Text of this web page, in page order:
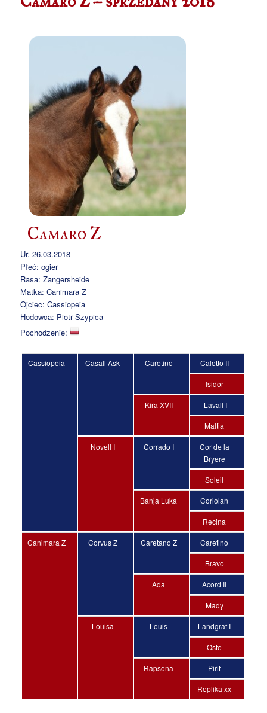
Camaro Z
Ur. 26.03.2018
Płeć: ogier
Rasa: Zangersheide
Matka: Canimara Z
Ojciec: Cassiopeia
Hodowca: Piotr Szypica
Pochodzenie:
Cassiopeia Casall Ask Caretino Caletto II
Isidor
Kira XVII Lavall I
Maltia
Novell I Corrado I
Cor de la
Bryere
Soleil
Banja Luka Coriolan
Recina
Canimara Z Corvus Z Caretano Z Caretino
Bravo
Ada Acord II
Mady
Louisa Louis Landgraf I
Oste
Rapsona Pirit
Replika xx